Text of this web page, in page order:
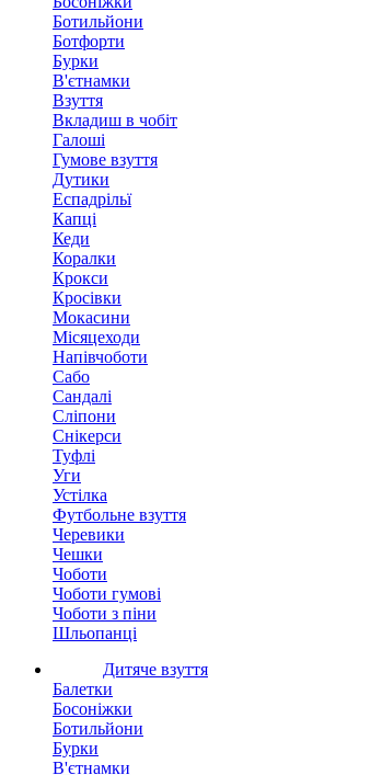
Ботильйони
Ботфорти
Бурки
В'єтнамки
Взуття
Вкладиш в чобіт
Галоші
Гумове взуття
Дутики
Еспадрільї
Капці
Кеди
Коралки
Крокси
Кросівки
Мокасини
Місяцеходи
Напівчоботи
Сабо
Сандалі
Сліпони
Снікерси
Туфлі
Уги
Устілка
Футбольне взуття
Черевики
Чешки
Чоботи
Чоботи гумові
Чоботи з піни
Шльопанці
Дитяче взуття
Балетки
Босоніжки
Ботильйони
Бурки
В'єтнамки